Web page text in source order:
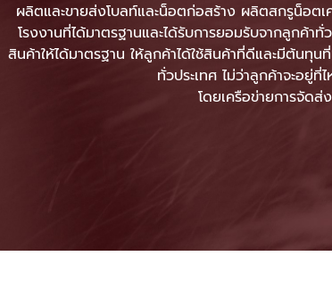
ผลิตและขายส่งโบลท์และน็อตก่อสร้าง ผลิตสกรูน็อตเ
โรงงานที่ได้มาตรฐานและได้รับการยอมรับจากลูกค้า
สินค้าให้ได้มาตรฐาน ให้ลูกค้าได้ใช้สินค้าที่ดีและมีต้นทุ
ทั่วประเทศ ไม่ว่าลูกค้าจะอยู่ที่
โดยเครือข่ายการจัดส่